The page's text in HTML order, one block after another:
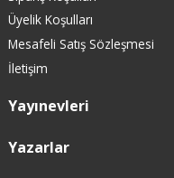
Üyelik Koşulları
Mesafeli Satış Sözleşmesi
İletişim
Yayınevleri
Yazarlar